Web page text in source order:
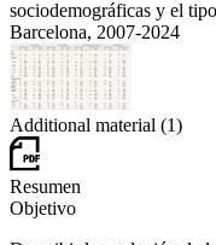
sociodemográficas y el
Barcelona, 2007-2024
Additional material (1)
Resumen
Objetivo